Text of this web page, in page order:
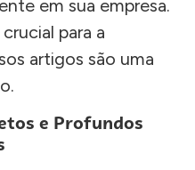
em sua empresa.
para a
artigos são uma
e Profundos